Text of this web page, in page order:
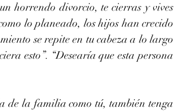
horrendo divorcio, te cierras y vives
lo planeado, los hijos han crecido
se repite en tu cabeza a lo largo
esto”. “Desearía que esta persona
de la familia como tú, también tenga